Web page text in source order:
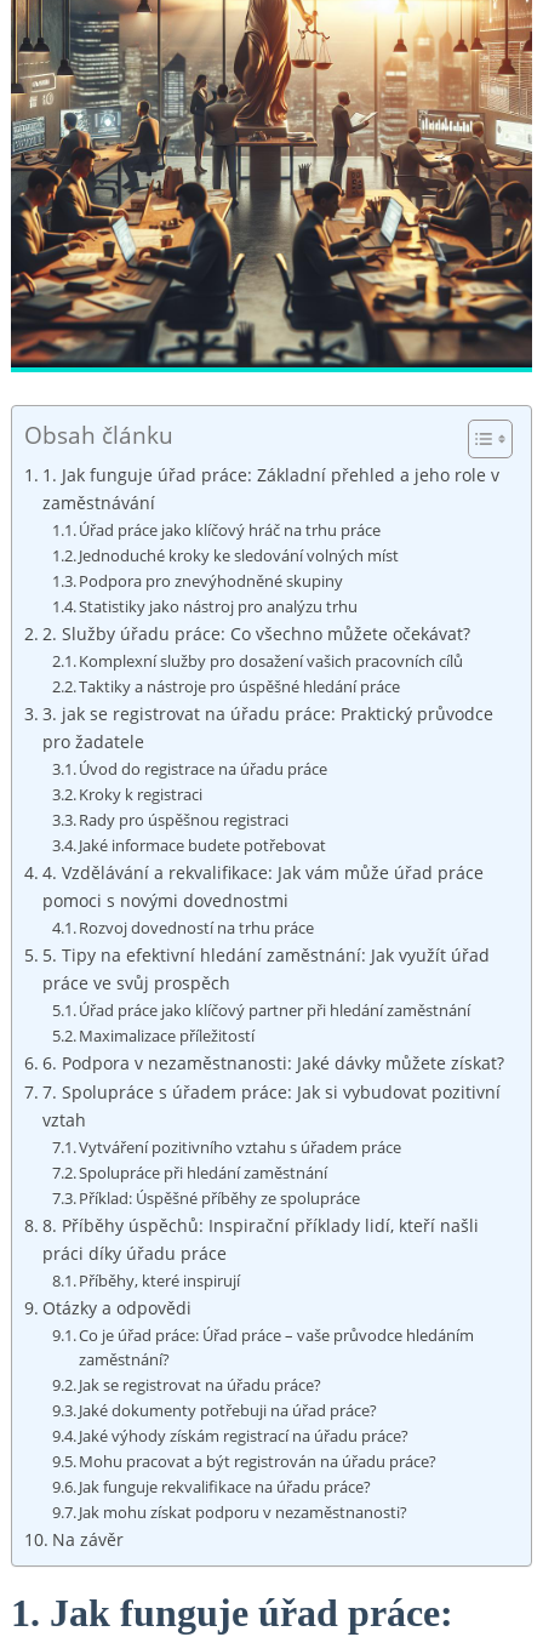
Obsah článku
1. Jak funguje úřad práce: Základní přehled a jeho role v
zaměstnávání
Úřad práce jako klíčový hráč na trhu práce
Jednoduché kroky ke sledování volných míst
Podpora pro znevýhodněné skupiny
Statistiky jako nástroj pro analýzu trhu
2. Služby úřadu práce: Co všechno můžete očekávat?
Komplexní služby pro dosažení vašich pracovních cílů
Taktiky a nástroje pro úspěšné hledání práce
3. jak se registrovat na úřadu práce: Praktický průvodce
pro žadatele
Úvod do registrace na úřadu práce
Kroky k registraci
Rady pro úspěšnou registraci
Jaké informace budete potřebovat
4. Vzdělávání a rekvalifikace: Jak vám může úřad práce
pomoci s novými dovednostmi
Rozvoj dovedností na trhu práce
5. Tipy na efektivní hledání zaměstnání: Jak využít úřad
práce ve svůj prospěch
Úřad práce jako klíčový partner při hledání zaměstnání
Maximalizace příležitostí
6. Podpora v nezaměstnanosti: Jaké dávky můžete získat?
7. Spolupráce s úřadem práce: Jak si vybudovat pozitivní
vztah
Vytváření pozitivního vztahu s úřadem práce
Spolupráce při hledání zaměstnání
Příklad: Úspěšné příběhy ze spolupráce
8. Příběhy úspěchů: Inspirační příklady lidí, kteří našli
práci díky úřadu práce
Příběhy, které inspirují
Otázky a odpovědi
Co je úřad práce: Úřad práce – vaše průvodce hledáním
zaměstnání?
Jak se registrovat na úřadu práce?
Jaké dokumenty potřebuji na úřad práce?
Jaké výhody získám registrací na úřadu práce?
Mohu pracovat a být registrován na úřadu práce?
Jak funguje rekvalifikace na úřadu práce?
Jak mohu získat podporu v nezaměstnanosti?
Na závěr
1. Jak funguje úřad práce: